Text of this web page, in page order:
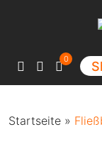
0
Startseite »